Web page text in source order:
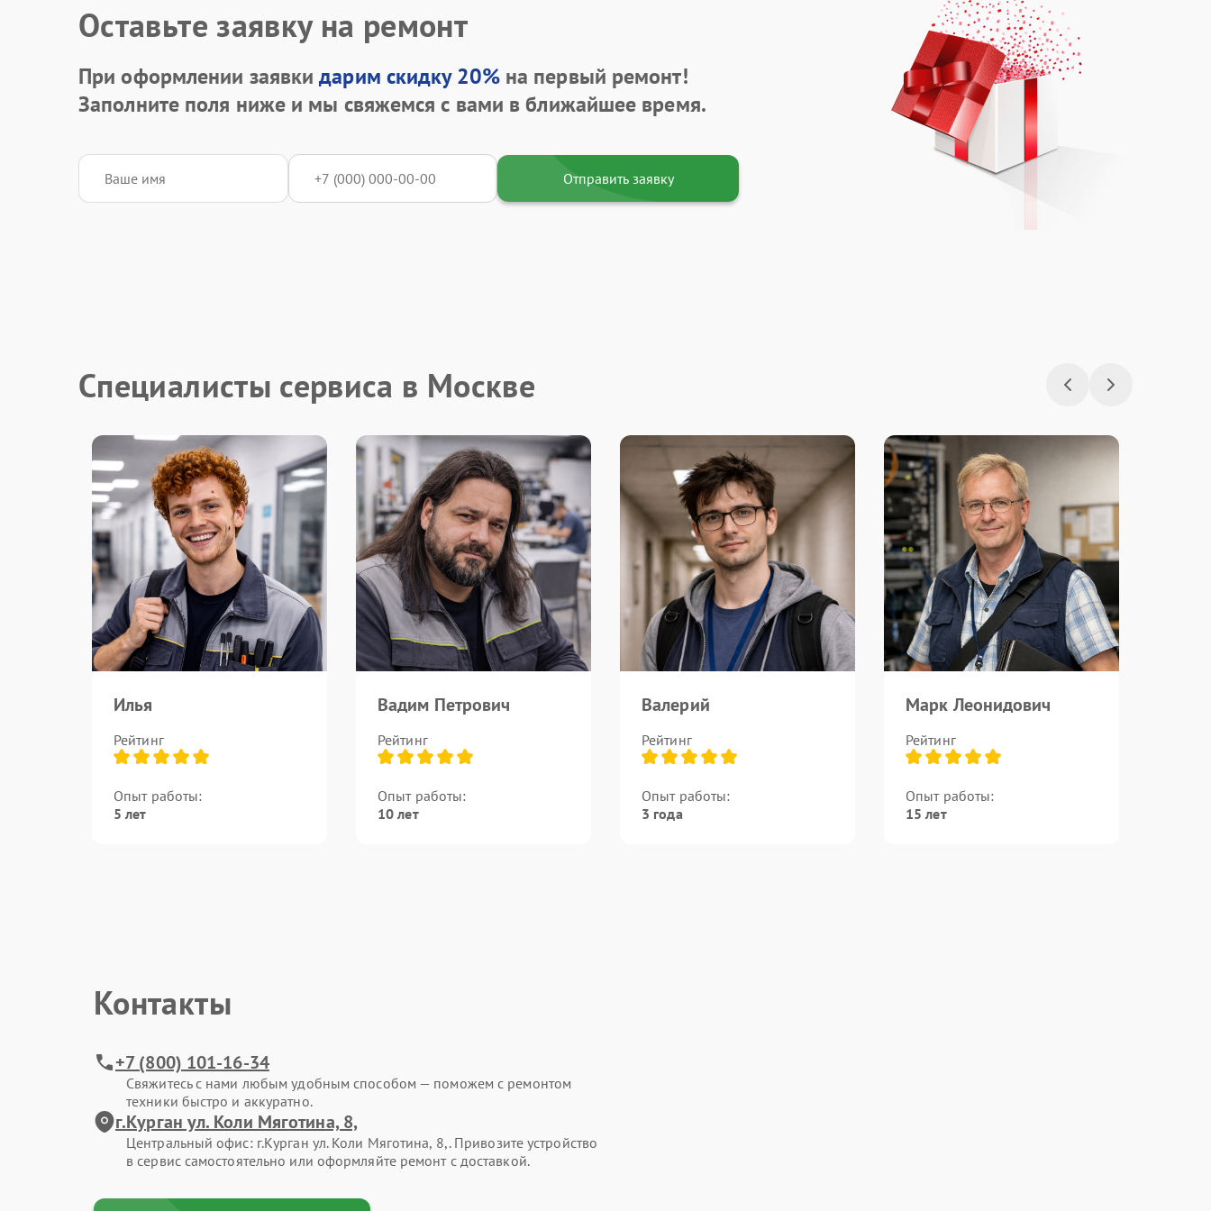
Оставьте заявку на ремонт
При оформлении заявкидарим скидку 20%на первый ремонт!
Заполните поля ниже и мы свяжемся с вами в ближайшее время.
Отправить заявку
Специалисты сервиса в Москве
Илья
Рейтинг
Опыт работы:
5 лет
Вадим Петрович
Рейтинг
Опыт работы:
10 лет
Валерий
Рейтинг
Опыт работы:
3 года
Марк Леонидович
Рейтинг
Опыт работы:
15 лет
Контакты
+7 (800) 101-16-34
Свяжитесь с нами любым удобным способом — поможем с ремонтом
техники быстро и аккуратно.
г.Курган ул. Коли Мяготина, 8,
Центральный офис: г.Курган ул. Коли Мяготина, 8,. Привозите устройство
в сервис самостоятельно или оформляйте ремонт с доставкой.